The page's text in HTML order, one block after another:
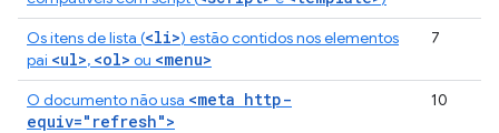
Os itens de lista (<li>) estão contidos nos elementos
pai <ul>, <ol> ou <menu>
7
O documento não usa <meta http-
equiv="refresh">
10